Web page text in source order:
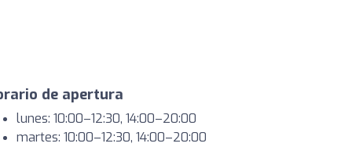
de apertura
lunes: 10:00–12:30, 14:00–20:00
martes: 10:00–12:30, 14:00–20:00